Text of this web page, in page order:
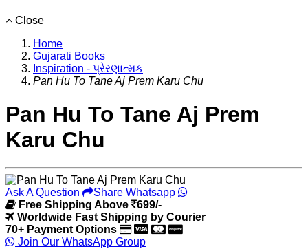
Close
Home
Gujarati Books
Inspiration - પ્રેરણાત્મક
Pan Hu To Tane Aj Prem Karu Chu
Pan Hu To Tane Aj Prem
Karu Chu
Ask A Question
Share Whatsapp
Free Shipping Above
699/-
Worldwide Fast Shipping by Courier
70+ Payment Options
Join Our WhatsApp Group